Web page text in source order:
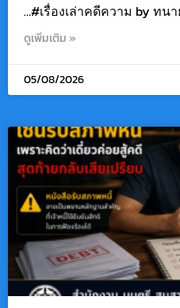
…#เรื่องเล่าคดีความ by ทน
ดูเพิ่มเติม »
05/08/2026